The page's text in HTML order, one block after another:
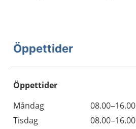
Öppettider
Öppettider
Dag
Öppettider
Kommentarer
Måndag
08.00–16.00
Tisdag
08.00–16.00